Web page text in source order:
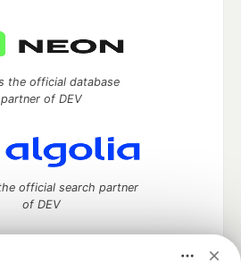
the official database
partner of DEV
official search partner
of DEV